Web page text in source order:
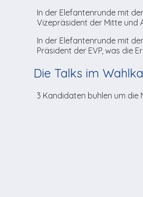
In der Elefantenrunde mit
Vizepräsident der Mitte und
In der Elefantenrunde mit
Präsident der EVP, was die
Die Talks im
3 Kandidaten buhlen um die